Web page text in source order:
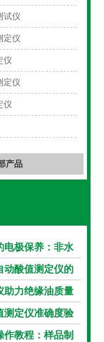
试仪
定仪
仪
定仪
仪
产品
电极保养：非水
方法
动酸值测定仪的
间关系
助力绝缘油质量
障
测定仪准确度验
步骤教程：样品制